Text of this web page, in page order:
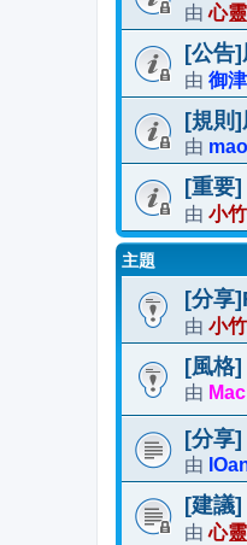
由心
[公告
由 御
[規則
由
[重要
由 小
主題
[分享
由 小
[風格
由 Mac
[分享
由
[建議
由心